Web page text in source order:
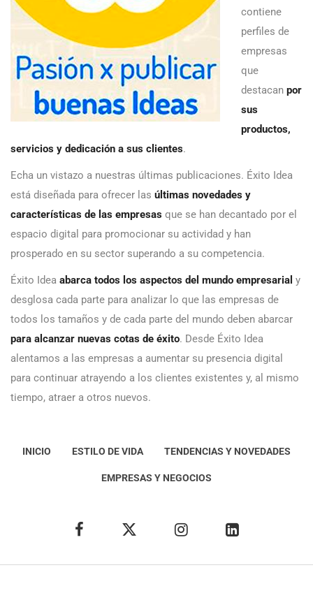
contiene
perfiles de
empresas
que
destacan por
sus
productos,
servicios y dedicación a sus clientes.
Echa un vistazo a nuestras últimas publicaciones. Éxito Idea
está diseñada para ofrecer las últimas novedades y
características de las empresas que se han decantado por el
espacio digital para promocionar su actividad y han
prosperado en su sector superando a su competencia.
Éxito Idea abarca todos los aspectos del mundo empresarial y
desglosa cada parte para analizar lo que las empresas de
todos los tamaños y de cada parte del mundo deben abarcar
para alcanzar nuevas cotas de éxito. Desde Éxito Idea
alentamos a las empresas a aumentar su presencia digital
para continuar atrayendo a los clientes existentes y, al mismo
tiempo, atraer a otros nuevos.
INICIO ESTILO DE VIDA TENDENCIAS Y NOVEDADES
EMPRESAS Y NEGOCIOS